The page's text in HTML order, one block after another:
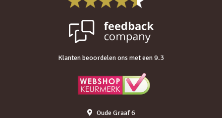
Klanten beoordelen ons met een 9.3
Oude Graaf 6